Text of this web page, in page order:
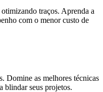
traços. Aprenda a
com o menor custo de
Domine as melhores técnicas
blindar seus projetos.